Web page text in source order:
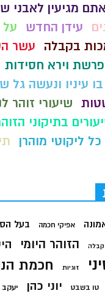
מגיעין לאבני
עידן החדש
בקבלה
עשר
פרשת וירא חסידות
עיניו ונעשה גל
שיעורי זוהר
בתיקוני
ליקוטי מוהרן
אפיקי חכמה בעל
קבלה הזוהר היומי
זוגיות חכמת
טו בשבט יוני כהן יעקב